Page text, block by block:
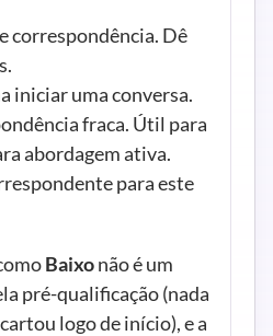
correspondência. Dê
iniciar uma conversa.
fraca. Útil para
abordagem ativa.
para este
Baixo não é um
pré-qualificação (nada
logo de início), e a